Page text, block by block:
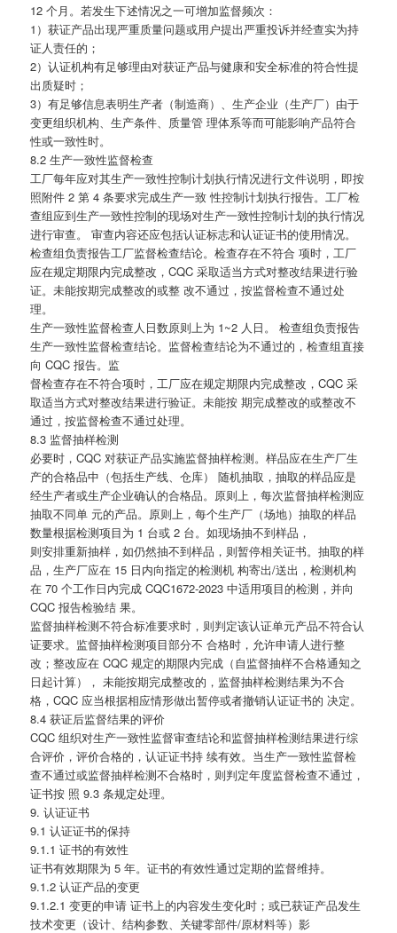
12 个月。若发生下述情况之一可增加监督频次：
1）获证产品出现严重质量问题或用户提出严重投诉并经查实为持
证人责任的；
2）认证机构有足够理由对获证产品与健康和安全标准的符合性提
出质疑时；
3）有足够信息表明生产者（制造商）、生产企业（生产厂）由于
变更组织机构、生产条件、质量管 理体系等而可能影响产品符合
性或一致性时。
8.2 生产一致性监督检查
工厂每年应对其生产一致性控制计划执行情况进行文件说明，即按
照附件 2 第 4 条要求完成生产一致 性控制计划执行报告。工厂检
查组应到生产一致性控制的现场对生产一致性控制计划的执行情况
进行审查。 审查内容还应包括认证标志和认证证书的使用情况。
检查组负责报告工厂监督检查结论。检查存在不符合 项时，工厂
应在规定期限内完成整改，CQC 采取适当方式对整改结果进行验
证。未能按期完成整改的或整 改不通过，按监督检查不通过处
理。
生产一致性监督检查人日数原则上为 1~2 人日。 检查组负责报告
生产一致性监督检查结论。监督检查结论为不通过的，检查组直接
向 CQC 报告。监
督检查存在不符合项时，工厂应在规定期限内完成整改，CQC 采
取适当方式对整改结果进行验证。未能按 期完成整改的或整改不
通过，按监督检查不通过处理。
8.3 监督抽样检测
必要时，CQC 对获证产品实施监督抽样检测。样品应在生产厂生
产的合格品中（包括生产线、仓库） 随机抽取，抽取的样品应是
经生产者或生产企业确认的合格品。原则上，每次监督抽样检测应
抽取不同单 元的产品。原则上，每个生产厂（场地）抽取的样品
数量根据检测项目为 1 台或 2 台。如现场抽不到样品，
则安排重新抽样，如仍然抽不到样品，则暂停相关证书。抽取的样
品，生产厂应在 15 日内向指定的检测机 构寄出/送出，检测机构
在 70 个工作日内完成 CQC1672-2023 中适用项目的检测，并向
CQC 报告检验结 果。
监督抽样检测不符合标准要求时，则判定该认证单元产品不符合认
证要求。监督抽样检测项目部分不 合格时，允许申请人进行整
改；整改应在 CQC 规定的期限内完成（自监督抽样不合格通知之
日起计算）， 未能按期完成整改的，监督抽样检测结果为不合
格，CQC 应当根据相应情形做出暂停或者撤销认证证书的 决定。
8.4 获证后监督结果的评价
CQC 组织对生产一致性监督审查结论和监督抽样检测结果进行综
合评价，评价合格的，认证证书持 续有效。当生产一致性监督检
查不通过或监督抽样检测不合格时，则判定年度监督检查不通过，
证书按 照 9.3 条规定处理。
9. 认证证书
9.1 认证证书的保持
9.1.1 证书的有效性
证书有效期限为 5 年。证书的有效性通过定期的监督维持。
9.1.2 认证产品的变更
9.1.2.1 变更的申请 证书上的内容发生变化时；或已获证产品发生
技术变更（设计、结构参数、关键零部件/原材料等）影